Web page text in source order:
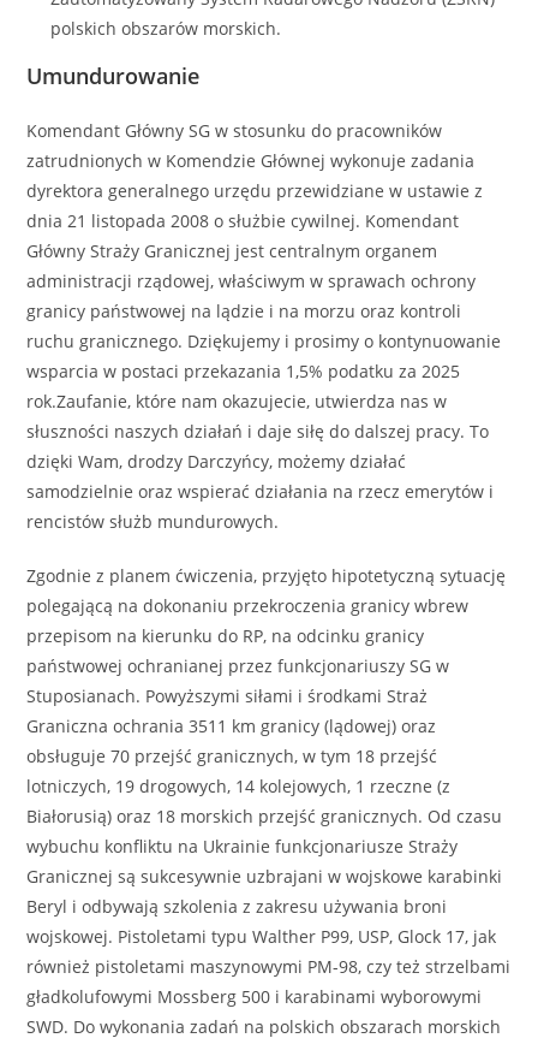
polskich obszarów morskich.
Umundurowanie
Komendant Główny SG w stosunku do pracowników
zatrudnionych w Komendzie Głównej wykonuje zadania
dyrektora generalnego urzędu przewidziane w ustawie z
dnia 21 listopada 2008 o służbie cywilnej. Komendant
Główny Straży Granicznej jest centralnym organem
administracji rządowej, właściwym w sprawach ochrony
granicy państwowej na lądzie i na morzu oraz kontroli
ruchu granicznego. Dziękujemy i prosimy o kontynuowanie
wsparcia w postaci przekazania 1,5% podatku za 2025
rok.Zaufanie, które nam okazujecie, utwierdza nas w
słuszności naszych działań i daje siłę do dalszej pracy. To
dzięki Wam, drodzy Darczyńcy, możemy działać
samodzielnie oraz wspierać działania na rzecz emerytów i
rencistów służb mundurowych.
Zgodnie z planem ćwiczenia, przyjęto hipotetyczną sytuację
polegającą na dokonaniu przekroczenia granicy wbrew
przepisom na kierunku do RP, na odcinku granicy
państwowej ochranianej przez funkcjonariuszy SG w
Stuposianach. Powyższymi siłami i środkami Straż
Graniczna ochrania 3511 km granicy (lądowej) oraz
obsługuje 70 przejść granicznych, w tym 18 przejść
lotniczych, 19 drogowych, 14 kolejowych, 1 rzeczne (z
Białorusią) oraz 18 morskich przejść granicznych. Od czasu
wybuchu konfliktu na Ukrainie funkcjonariusze Straży
Granicznej są sukcesywnie uzbrajani w wojskowe karabinki
Beryl i odbywają szkolenia z zakresu używania broni
wojskowej. Pistoletami typu Walther P99, USP, Glock 17, jak
również pistoletami maszynowymi PM-98, czy też strzelbami
gładkolufowymi Mossberg 500 i karabinami wyborowymi
SWD. Do wykonania zadań na polskich obszarach morskich